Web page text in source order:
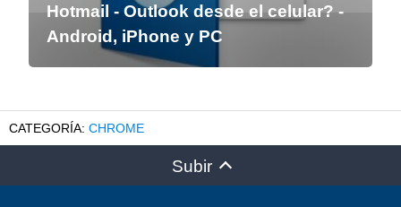
Hotmail - Outlook desde el celular? -
Android, iPhone y PC
CHROME
Subir